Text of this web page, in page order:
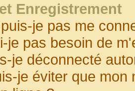
Enregistrement
je pas me
je pas besoin de
je déconnecté
je éviter que